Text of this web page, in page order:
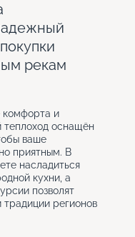
рекам
комфорта и
теплоход оснащён
ваше
приятным. В
насладиться
кухни, а
позволят
регионов